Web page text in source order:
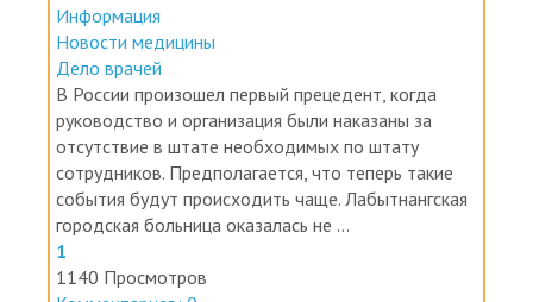
Информация
Новости медицины
Дело врачей
В России произошел первый прецедент, когда
руководство и организация были наказаны за
отсутствие в штате необходимых по штату
сотрудников. Предполагается, что теперь такие
события будут происходить чаще. Лабытнангская
городская больница оказалась не ...
1
1140 Просмотров